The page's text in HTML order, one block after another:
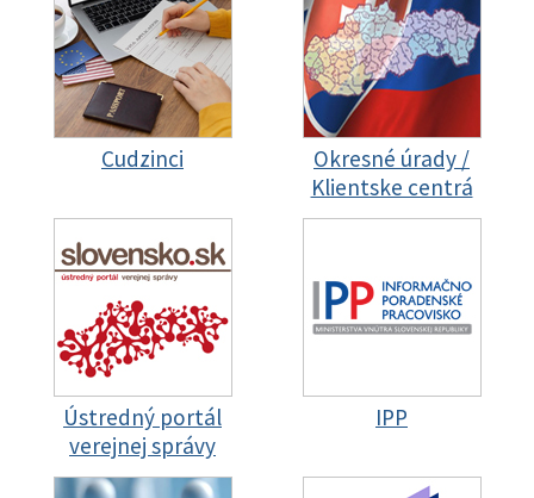
Cudzinci
Okresné úrady /
Klientske centrá
Ústredný portál
verejnej správy
IPP